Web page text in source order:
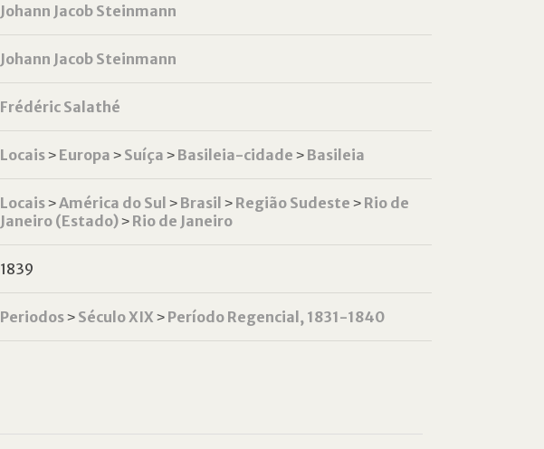
Johann Jacob Steinmann
Johann Jacob Steinmann
Frédéric Salathé
Locais˃ Europa ˃ Suíça ˃ Basileia-cidade ˃ Basileia
Locais˃América do Sul ˃ Brasil ˃ Região Sudeste ˃ Rio de
Janeiro (Estado)˃ Rio de Janeiro
1839
Periodos˃ Século XIX ˃ Período Regencial, 1831-1840